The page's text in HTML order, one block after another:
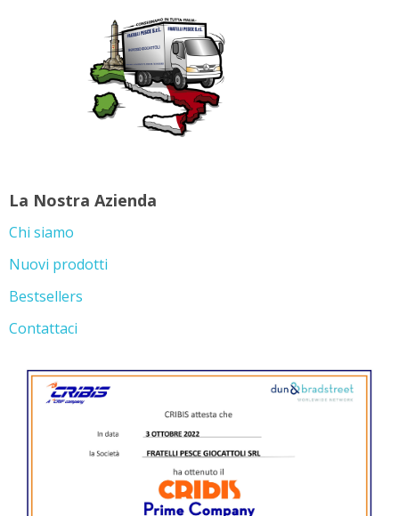
La Nostra Azienda
Chi siamo
Nuovi prodotti
Bestsellers
Contattaci